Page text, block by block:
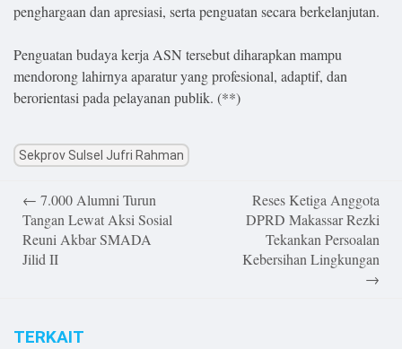
penghargaan dan apresiasi, serta penguatan secara berkelanjutan.
Penguatan budaya kerja ASN tersebut diharapkan mampu
mendorong lahirnya aparatur yang profesional, adaptif, dan
berorientasi pada pelayanan publik. (**)
Sekprov Sulsel Jufri Rahman
navigation
← 7.000 Alumni Turun
Tangan Lewat Aksi Sosial
Reuni Akbar SMADA
Jilid II
Reses Ketiga Anggota
DPRD Makassar Rezki
Tekankan Persoalan
Kebersihan Lingkungan
→
TERKAIT